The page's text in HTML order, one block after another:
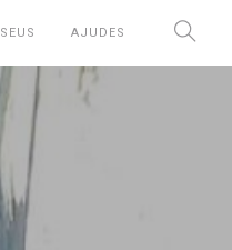
SEUS AJUDES